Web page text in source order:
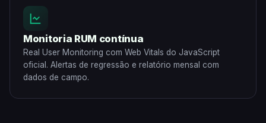
Monitoria RUM contínua
Real User Monitoring com Web Vitals do JavaScript
oficial. Alertas de regressão e relatório mensal com
dados de campo.